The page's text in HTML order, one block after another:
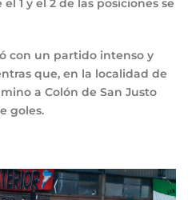
1 y el 2 de las posiciones se
con un partido intenso y
que, en la localidad de
a Colón de San Justo
goles.